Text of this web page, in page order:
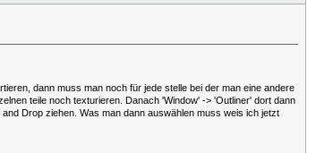
dann muss man noch für jede stelle bei der man eine andere
teile noch texturieren. Danach 'Window' -> 'Outliner' dort dann
Drop ziehen. Was man dann auswählen muss weis ich jetzt